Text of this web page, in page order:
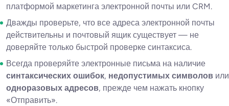
платформой маркетинга электронной почты или CRM.
Дважды проверьте, что все адреса электронной почты
действительны и почтовый ящик существует — не
доверяйте только быстрой проверке синтаксиса.
Всегда проверяйте электронные письма на наличие
синтаксических ошибок, недопустимых символов или
одноразовых адресов, прежде чем нажать кнопку
«Отправить».